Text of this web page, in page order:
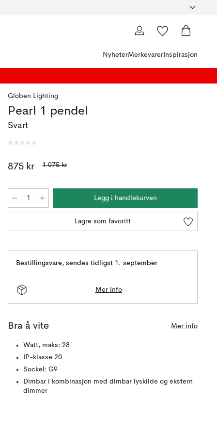
NyheterMerkevarer Inspirasjon
Globen Lighting
Pearl 1 pendel
Svart
875 kr 1 075 kr
Legg i handlekurven
Lagre som favoritt
Bestillingsvare, sendes tidligst 1. september
Mer info
Bra å vite Mer info
Watt, maks: 28
IP-klasse 20
Sockel: G9
Dimbar i kombinasjon med dimbar lyskilde og ekstern
dimmer